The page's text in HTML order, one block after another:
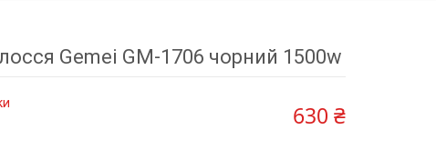
Gemei GM-1706 чорний 1500w
630 ₴